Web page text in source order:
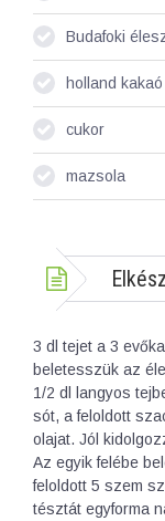
Budafoki
holland kakaó
cukor
mazsola
3 dl tejet a 3
beletesszük az
1/2 dl langyos
sót, a feloldott
olajat. Jól
Az egyik felébe
feloldott 5 szem
tésztát egyforma